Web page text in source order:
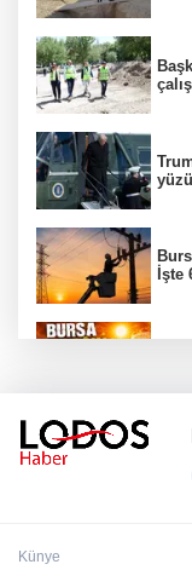
İşte
A
Künye